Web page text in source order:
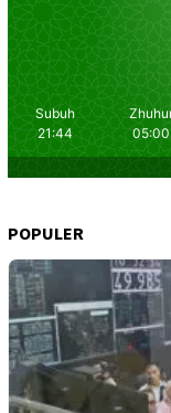
POPULER